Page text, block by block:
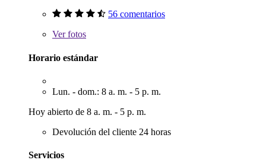
56 comentarios
Verfotos
Horario estándar
Lun. - dom.: 8 a. m. - 5 p. m.
Hoy abierto de 8 a. m. - 5 p. m.
Devolución del cliente 24 horas
Servicios